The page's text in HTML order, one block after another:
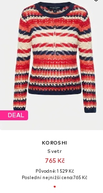
DEAL
KOROSHI
Svetr
765 Kč
Původně: 1 529 Kč
Poslední nejnižší cena:765 Kč